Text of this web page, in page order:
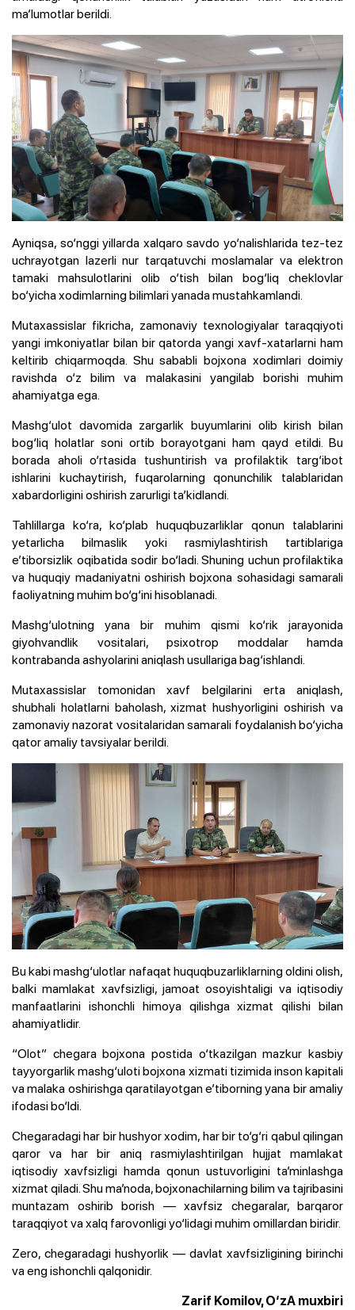
ma’lumotlar berildi.
Ayniqsa, so‘nggi yillarda xalqaro savdo yo‘nalishlarida tez-tez
uchrayotgan lazerli nur tarqatuvchi moslamalar va elektron
tamaki mahsulotlarini olib o‘tish bilan bog‘liq cheklovlar
bo‘yicha xodimlarning bilimlari yanada mustahkamlandi.
Mutaxassislar fikricha, zamonaviy texnologiyalar taraqqiyoti
yangi imkoniyatlar bilan bir qatorda yangi xavf-xatarlarni ham
keltirib chiqarmoqda. Shu sababli bojxona xodimlari doimiy
ravishda o‘z bilim va malakasini yangilab borishi muhim
ahamiyatga ega.
Mashg‘ulot davomida zargarlik buyumlarini olib kirish bilan
bog‘liq holatlar soni ortib borayotgani ham qayd etildi. Bu
borada aholi o‘rtasida tushuntirish va profilaktik targ‘ibot
ishlarini kuchaytirish, fuqarolarning qonunchilik talablaridan
xabardorligini oshirish zarurligi ta’kidlandi.
Tahlillarga ko‘ra, ko‘plab huquqbuzarliklar qonun talablarini
yetarlicha bilmaslik yoki rasmiylashtirish tartiblariga
e’tiborsizlik oqibatida sodir bo‘ladi. Shuning uchun profilaktika
va huquqiy madaniyatni oshirish bojxona sohasidagi samarali
faoliyatning muhim bo‘g‘ini hisoblanadi.
Mashg‘ulotning yana bir muhim qismi ko‘rik jarayonida
giyohvandlik vositalari, psixotrop moddalar hamda
kontrabanda ashyolarini aniqlash usullariga bag‘ishlandi.
Mutaxassislar tomonidan xavf belgilarini erta aniqlash,
shubhali holatlarni baholash, xizmat hushyorligini oshirish va
zamonaviy nazorat vositalaridan samarali foydalanish bo‘yicha
qator amaliy tavsiyalar berildi.
Bu kabi mashg‘ulotlar nafaqat huquqbuzarliklarning oldini olish,
balki mamlakat xavfsizligi, jamoat osoyishtaligi va iqtisodiy
manfaatlarini ishonchli himoya qilishga xizmat qilishi bilan
ahamiyatlidir.
“Olot” chegara bojxona postida o‘tkazilgan mazkur kasbiy
tayyorgarlik mashg‘uloti bojxona xizmati tizimida inson kapitali
va malaka oshirishga qaratilayotgan e’tiborning yana bir amaliy
ifodasi bo‘ldi.
Chegaradagi har bir hushyor xodim, har bir to‘g‘ri qabul qilingan
qaror va har bir aniq rasmiylashtirilgan hujjat mamlakat
iqtisodiy xavfsizligi hamda qonun ustuvorligini ta’minlashga
xizmat qiladi. Shu ma’noda, bojxonachilarning bilim va tajribasini
muntazam oshirib borish — xavfsiz chegaralar, barqaror
taraqqiyot va xalq farovonligi yo‘lidagi muhim omillardan biridir.
Zero, chegaradagi hushyorlik — davlat xavfsizligining birinchi
va eng ishonchli qalqonidir.
Zarif Komilov, O‘zA muxbiri